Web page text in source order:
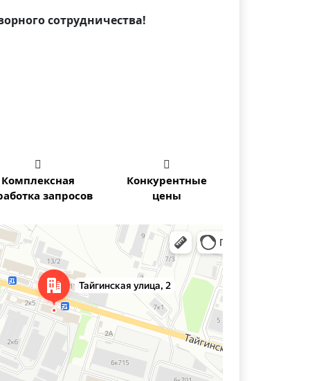
сотрудничества!

Комплексная
запросов

Конкурентные
цены
— Яндекс Карты